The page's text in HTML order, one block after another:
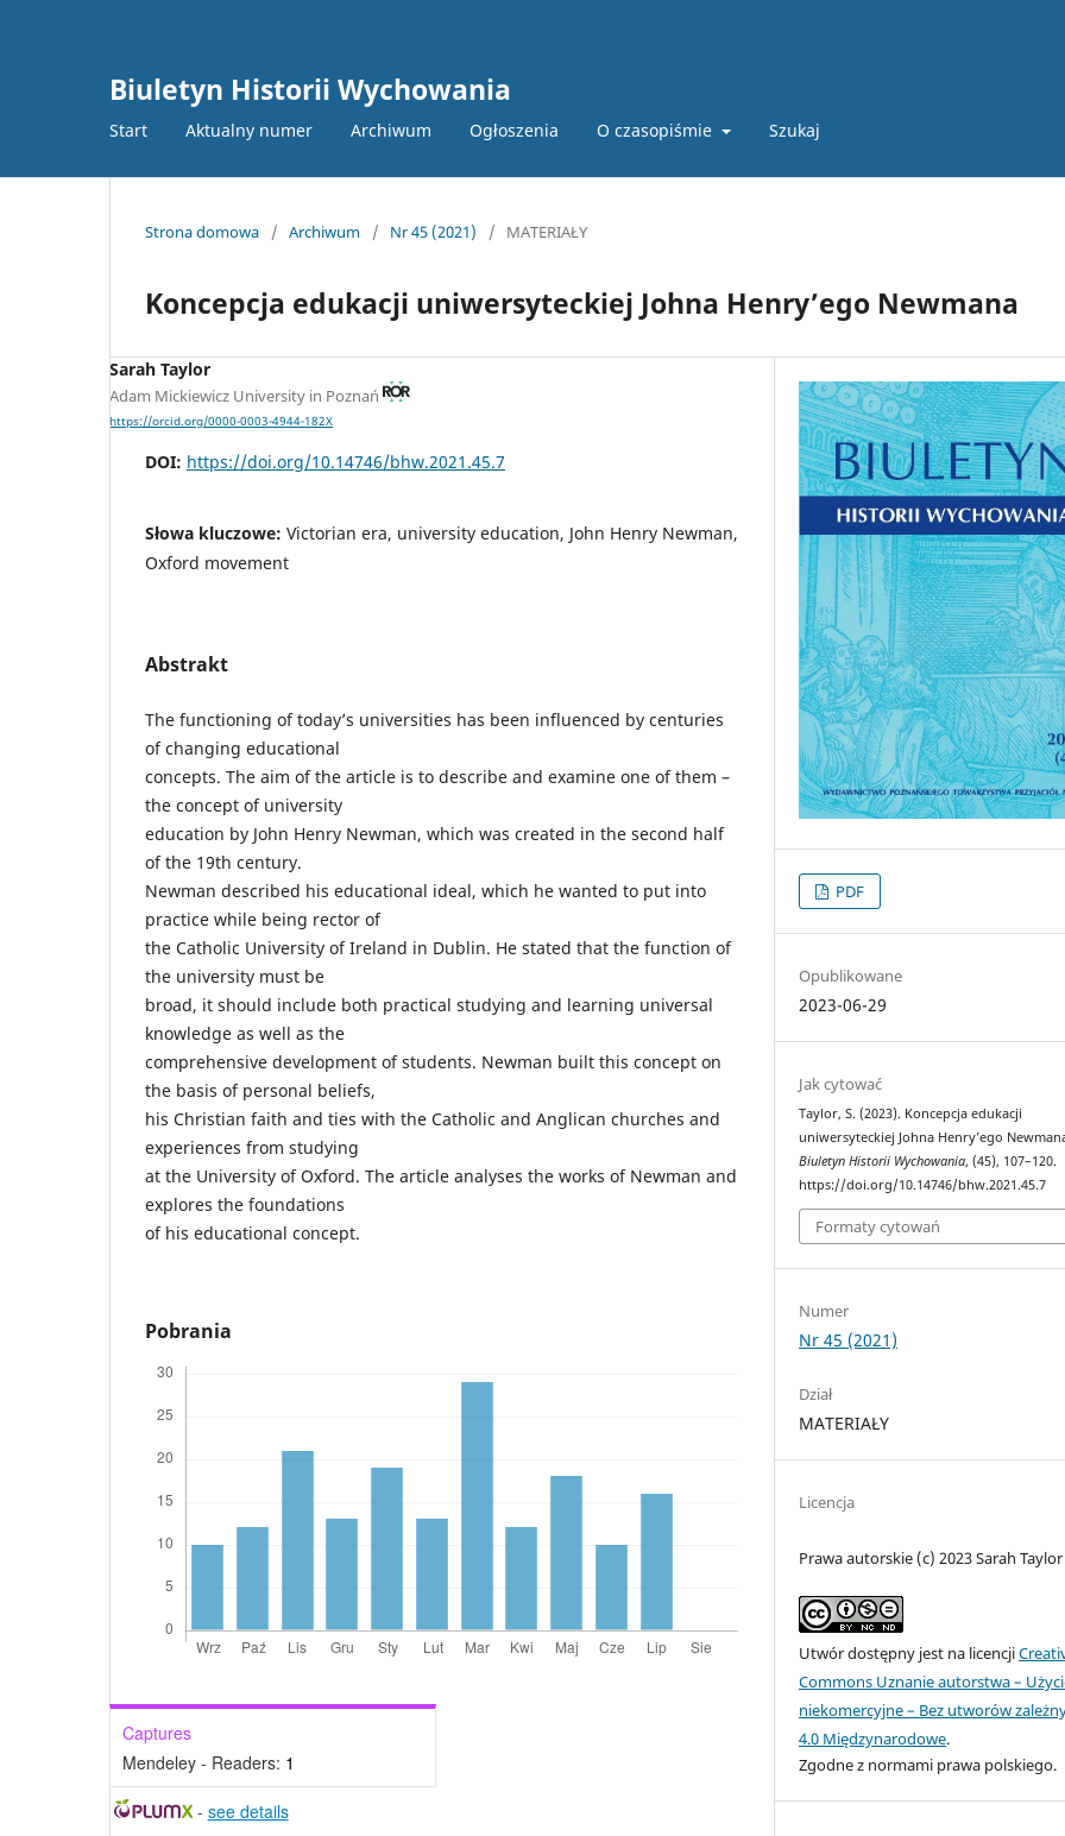
Biuletyn Historii Wychowania
Start Aktualny numer Archiwum Ogłoszenia O czasopiśmie Szukaj
Strona domowa / Archiwum / Nr 45 (2021) / MATERIAŁY
Koncepcja edukacji uniwersyteckiej Johna Henry’ego Newmana
Sarah Taylor
Adam Mickiewicz University in Poznań
https://orcid.org/0000-0003-4944-182X
DOI: https://doi.org/10.14746/bhw.2021.45.7
Słowa kluczowe: Victorian era, university education, John Henry Newman,
Oxford movement
Abstrakt
The functioning of today’s universities has been influenced by centuries
of changing educational
concepts. The aim of the article is to describe and examine one of them –
the concept of university
education by John Henry Newman, which was created in the second half
of the 19th century.
Newman described his educational ideal, which he wanted to put into
practice while being rector of
the Catholic University of Ireland in Dublin. He stated that the function of
the university must be
broad, it should include both practical studying and learning universal
knowledge as well as the
comprehensive development of students. Newman built this concept on
the basis of personal beliefs,
his Christian faith and ties with the Catholic and Anglican churches and
experiences from studying
at the University of Oxford. The article analyses the works of Newman and
explores the foundations
of his educational concept.
Pobrania
Captures
Mendeley - Readers: 1
- see details
PDF
Opublikowane
2023-06-29
Jak cytować
Taylor, S. (2023). Koncepcja edukacji
uniwersyteckiej Johna Henry’ego
Biuletyn Historii Wychowania, (45), 107–120.
https://doi.org/10.14746/bhw.2021.45.7
Formaty cytowań
Numer
Nr 45 (2021)
Dział
MATERIAŁY
Licencja
Prawa autorskie (c) 2023 Sarah Taylor
Utwór dostępny jest na licencji
Commons Uznanie autorstwa –
niekomercyjne – Bez utworów
4.0 Międzynarodowe.
Zgodne z normami prawa polskiego.